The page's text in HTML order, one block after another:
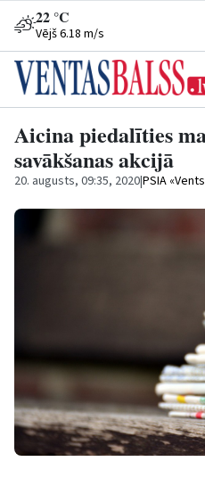
22 °C
Vējš 6.18 m/s
Aicina piedalīties
savākšanas akcijā
20. augusts, 09:35, 2020|PSIA